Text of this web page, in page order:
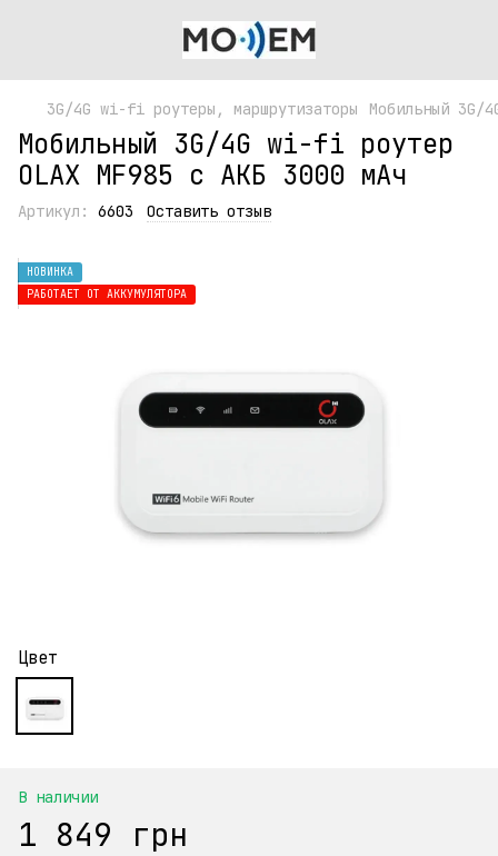
3G/4G wi-fi роутеры, маршрутизаторы Мобильный 3G/
Мобильный 3G/4G wi-fi роутер
OLAX MF985 c АКБ 3000 мАч
Артикул: 6603 Оставить отзыв
НОВИНКА
РАБОТАЕТ ОТ АККУМУЛЯТОРА
Цвет
В наличии
1 849 грн